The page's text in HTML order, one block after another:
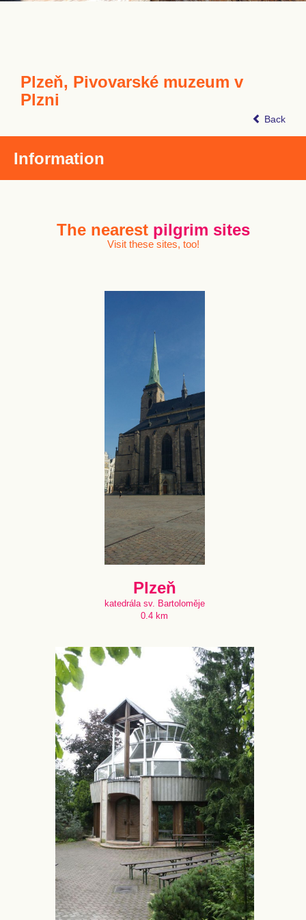
Plzeň, Pivovarské muzeum v
Plzni
Back
Information
The nearest pilgrim sites
Visit these sites, too!
Plzeň
katedrála sv. Bartoloměje
0.4 km